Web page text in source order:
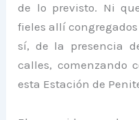
de lo previsto. Ni
fieles allí
sí, de la presencia
calles, comenzando
esta Estación de